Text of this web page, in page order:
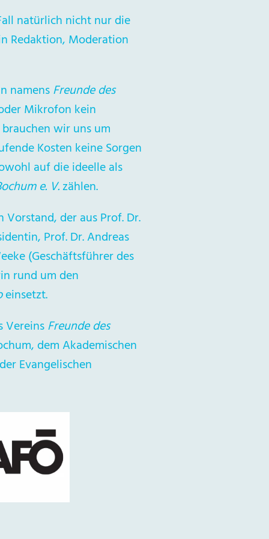
natürlich nicht nur die
Redaktion, Moderation
namensFreunde des
Mikrofon kein
wir uns um
Kosten keine Sorgen
auf die ideelle als
e. V.zählen.
der aus Prof. Dr.
Prof. Dr. Andreas
(Geschäftsführer des
rund um den
einsetzt.
VereinsFreunde des
dem Akademischen
Evangelischen